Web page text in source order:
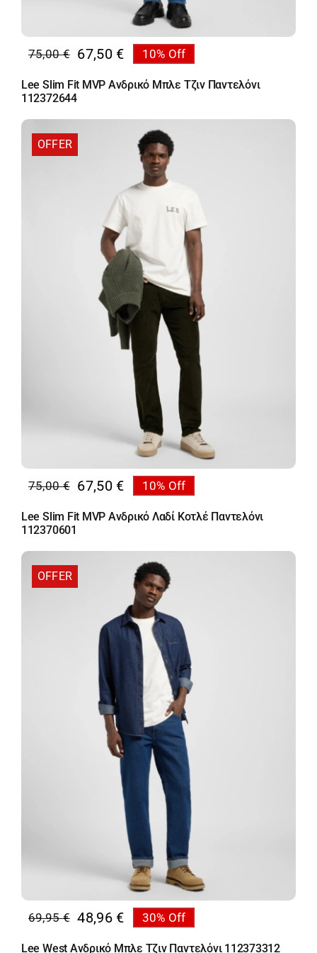
75,00€
Original
price
was:
67,50 €
Η
τρέχουσα
τιμή
67,50 €.
10% Off
Lee Slim Fit MVP Ανδρικό Μπλε Τζιν Παντελόνι
112372644
OFFER
75,00€
Original
price
was:
67,50 €
Η
τρέχουσα
τιμή
67,50 €.
10% Off
Lee Slim Fit MVP Ανδρικό Λαδί Κοτλέ Παντελόνι
112370601
OFFER
69,95€
Original
price
48,96 €
Η
τρέχουσα
30% Off
Lee West Ανδρικό Μπλε Τζιν Παντελόνι 112373312